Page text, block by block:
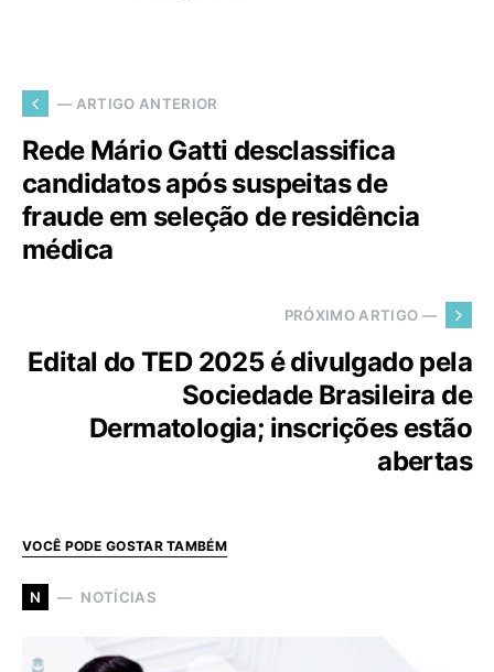
— ARTIGO ANTERIOR
Rede Mário Gatti desclassifica
candidatos após suspeitas de
fraude em seleção de residência
médica
PRÓXIMO ARTIGO —
Edital do TED 2025 é divulgado pela
Sociedade Brasileira de
Dermatologia; inscrições estão
abertas
VOCÊ PODE GOSTAR TAMBÉM
N NOTÍCIAS